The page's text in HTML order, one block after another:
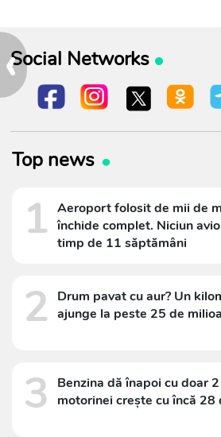
‹
Social Networks
Top news
1 Aeroport folosit de mii de
închide complet. Niciun
timp de 11 săptămâni
2
Drum pavat cu aur? Un
ajunge la peste 25 de
3
Benzina dă înapoi cu doar
motorinei crește cu încă 28